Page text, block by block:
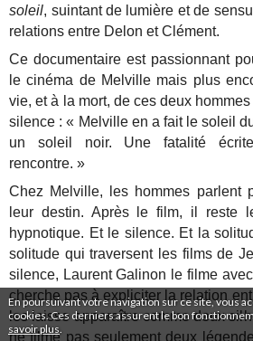
En poursuivant votre navigation sur ce site, vous
cookies. Ces derniers assurent le bon
savoir plus
soleil, suintant de lumière et de
relations entre Delon et Clément.
Ce documentaire est passionnant
le cinéma de Melville mais plus
vie, et à la mort, de ces deux
silence : « Melville en a fait le soleil
un soleil noir. Une fatalité
rencontre. »
Chez Melville, les hommes parlent
leur destin. Après le film, il reste
hypnotique. Et le silence. Et la
solitude qui traversent les films de
silence, Laurent Galinon le filme
cherche pas à expliciter la relation
les laisse apparaître comme deux
ne filme pas seulement deux